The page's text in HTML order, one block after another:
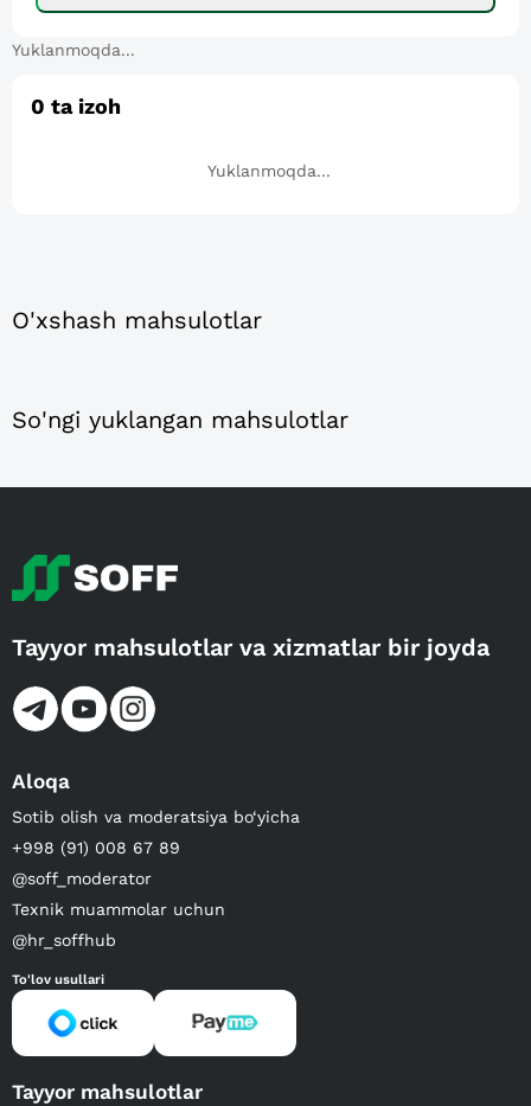
Yuklanmoqda...
0 ta izoh
Yuklanmoqda...
O'xshash mahsulotlar
So'ngi yuklangan mahsulotlar
Tayyor mahsulotlar va xizmatlar bir joyda
Aloqa
Sotib olish va moderatsiya bo‘yicha
+998 (91) 008 67 89
@soff_moderator
Texnik muammolar uchun
@hr_soffhub
To'lov usullari
Tayyor mahsulotlar